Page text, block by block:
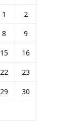
1
2
8
9
15
16
22
23
29
30